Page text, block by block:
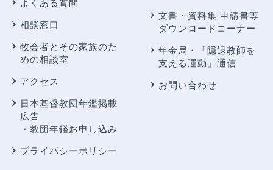
よくある質問
相談窓口
牧会者とその家族のた
めの相談室
アクセス
日本基督教団年鑑掲載
広告
・教団年鑑お申し込み
プライバシーポリシー
文書・資料集 申請書等
ダウンロードコーナー
年金局・
「隠退教師を
支える運動」通信
お問い合わせ